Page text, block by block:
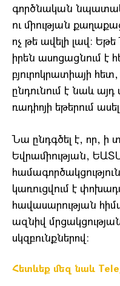
գործնական
ու միության
ոչ թե ավելի լավ։
իրեն ասոցացնում է
բյուրոկրատիայի
ընդունում է նաև
ռադիոյի եթերում
Նա ընդգծել է, որ, ի
Եվրամիության,
կառուցվում է
հավասարության
ազնիվ
սկզբունքներով։
Հետևեք մեզ նաև